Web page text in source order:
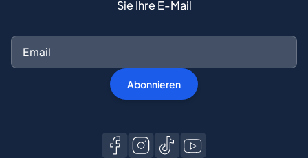
Sie Ihre E-Mail
Abonnieren